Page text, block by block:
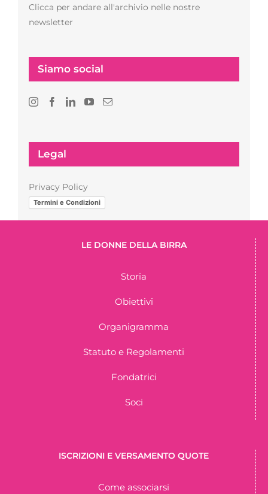
Clicca per andare all'archivio nelle nostre
newsletter
Siamo social
Legal
Privacy Policy
Termini e Condizioni
LE DONNE DELLA BIRRA
Storia
Obiettivi
Organigramma
Statuto e Regolamenti
Fondatrici
Soci
ISCRIZIONI E VERSAMENTO QUOTE
Come associarsi